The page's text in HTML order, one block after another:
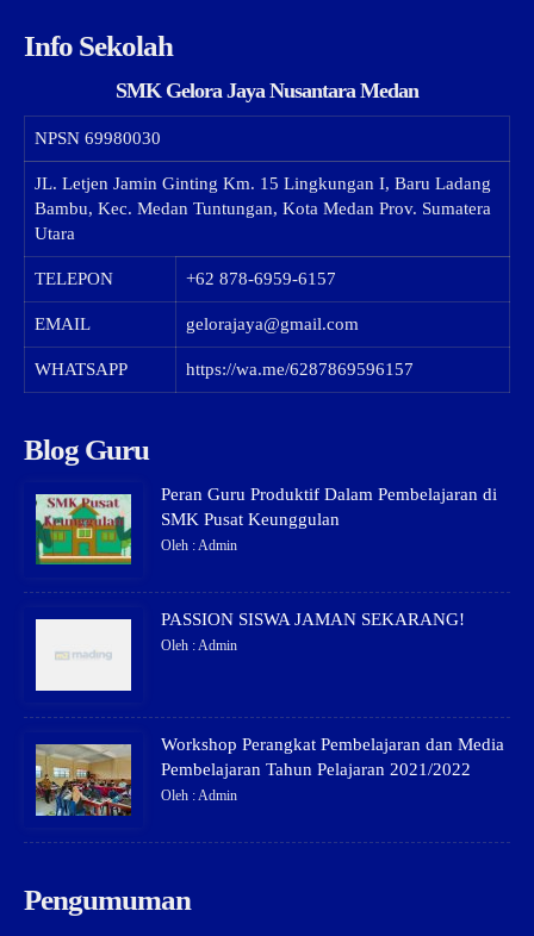
Info Sekolah
SMK Gelora Jaya Nusantara Medan
NPSN 69980030
JL. Letjen Jamin Ginting Km. 15 Lingkungan I, Baru Ladang
Bambu, Kec. Medan Tuntungan, Kota Medan Prov. Sumatera
Utara
TELEPON +62 878-6959-6157
EMAIL gelorajaya@gmail.com
WHATSAPP https://wa.me/6287869596157
Blog Guru
Peran Guru Produktif Dalam Pembelajaran di
SMK Pusat Keunggulan
Oleh : Admin
PASSION SISWA JAMAN SEKARANG!
Oleh : Admin
Workshop Perangkat Pembelajaran dan Media
Pembelajaran Tahun Pelajaran 2021/2022
Oleh : Admin
Pengumuman